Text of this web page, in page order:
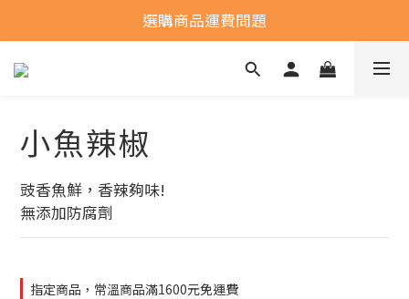
全館常溫商品滿1600元免運費
選購商品運費問題
全館常溫商品滿1600元免運費
小魚辣椒
豉香魚鮮，香辣夠味!
無添加防腐劑
指定商品，常溫商品滿1600元免運費